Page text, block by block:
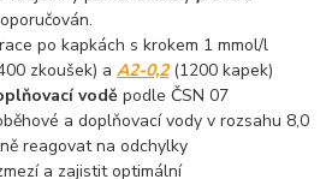
po kapkách s krokem 1 mmol/l
zkoušek) aA2-0,2 (1200 kapek)
vodě podle ČSN 07
a doplňovací vody v rozsahu 8,0
reagovat na odchylky
a zajistit optimální